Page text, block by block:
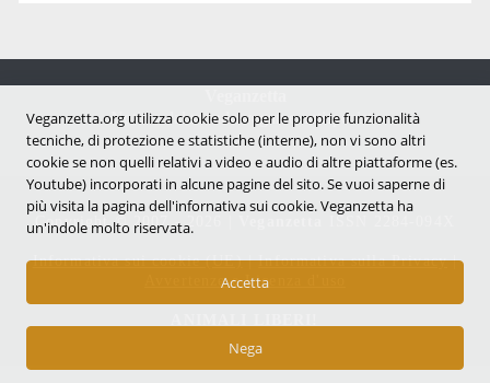
Notizie dal mondo vegan e antispecista
Copyright © 2007 - 2026 |
Informativa sui cookie (UE)|Informativa sulla Privacy|
Avvertenze e Licenza d'uso
Veganzetta.org utilizza cookie solo per le proprie funzionalità
tecniche, di protezione e statistiche (interne), non vi sono altri
cookie se non quelli relativi a video e audio di altre piattaforme (es.
Youtube) incorporati in alcune pagine del sito. Se vuoi saperne di
più visita la pagina dell'infornativa sui cookie. Veganzetta ha
un'indole molto riservata.
Accetta
Nega